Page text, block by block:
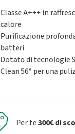
Classe A+++ in
calore
Purificazione
batteri
Dotato di tecnologie
Clean 56° per una
Per te300€ di